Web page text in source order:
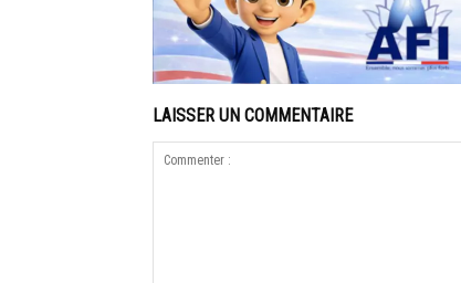
LAISSER UN COMMENTAIRE